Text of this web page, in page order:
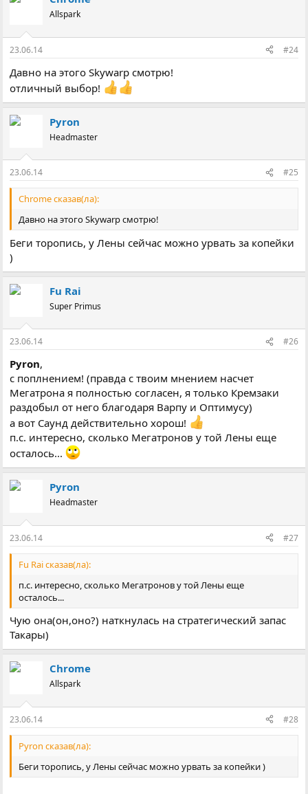
Allspark
23.06.14 #24
Давно на этого Skywarp смотрю!
отличный выбор!
Pyron
Headmaster
23.06.14 #25
Chrome сказав(ла):
Давно на этого Skywarp смотрю!
Беги торопись, у Лены сейчас можно урвать за копейки
)
Fu Rai
Super Primus
23.06.14 #26
Pyron,
с поплнением! (правда с твоим мнением насчет
Мегатрона я полностью согласен, я только Кремзаки
раздобыл от него благодаря Варпу и Оптимусу)
а вот Саунд действительно хорош!
п.с. интересно, сколько Мегатронов у той Лены еще
осталось...
Pyron
Headmaster
23.06.14 #27
Fu Rai сказав(ла):
п.с. интересно, сколько Мегатронов у той Лены еще
осталось...
Чую она(он,оно?) наткнулась на стратегический запас
Такары)
Chrome
Allspark
23.06.14 #28
Pyron сказав(ла):
Беги торопись, у Лены сейчас можно урвать за копейки )